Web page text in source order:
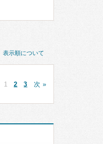
表示順について
1 2 3 次 »